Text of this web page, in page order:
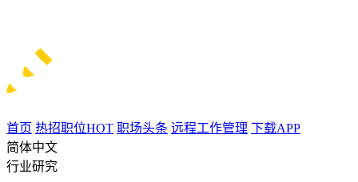
首页 热招职位HOT 职场头条 远程工作管理 下载APP
简体中文
行业研究